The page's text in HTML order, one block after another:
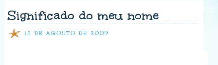
Significado do meu nome
12 DE AGOSTO DE 2009